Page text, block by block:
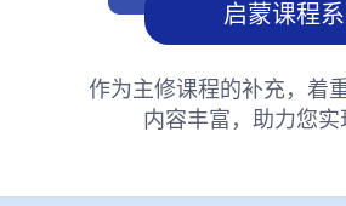
启蒙课程系
作为主修课程的补充，着
内容丰富，助力您实